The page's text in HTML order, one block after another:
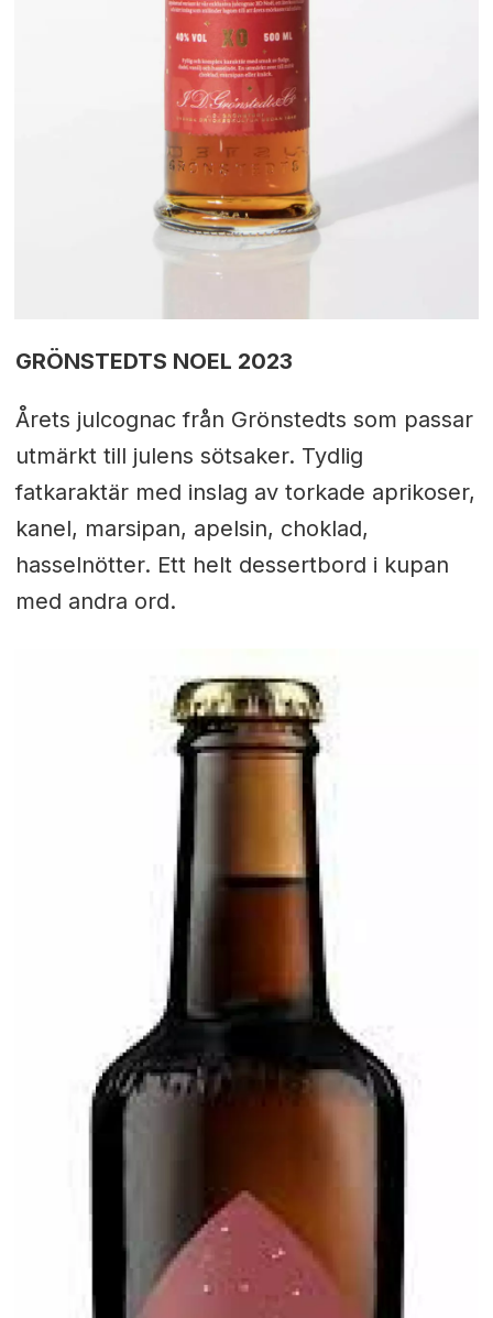
GRÖNSTEDTS NOEL 2023
Årets julcognac från Grönstedts som passar
utmärkt till julens sötsaker. Tydlig
fatkaraktär med inslag av torkade aprikoser,
kanel, marsipan, apelsin, choklad,
hasselnötter. Ett helt dessertbord i kupan
med andra ord.